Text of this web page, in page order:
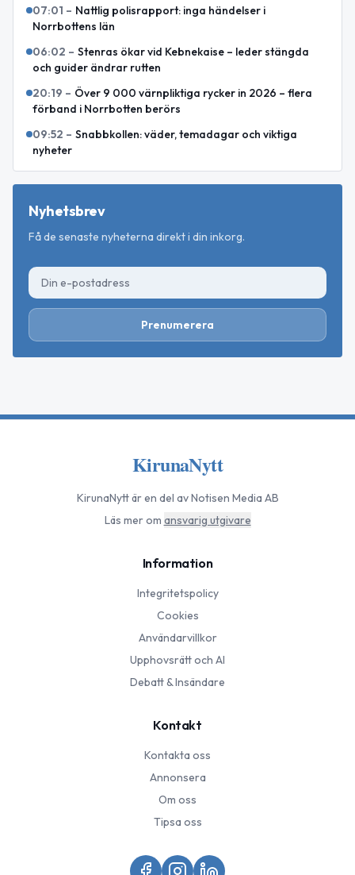
07:01 – Nattlig polisrapport: inga händelser i
Norrbottens län
06:02 – Stenras ökar vid Kebnekaise – leder stängda
och guider ändrar rutten
20:19 – Över 9 000 värnpliktiga rycker in 2026 – flera
förband i Norrbotten berörs
09:52 – Snabbkollen: väder, temadagar och viktiga
nyheter
Nyhetsbrev
Få de senaste nyheterna direkt i din inkorg.
Prenumerera
KirunaNytt
KirunaNyttär en del av Notisen Media AB
Läs mer om ansvarig utgivare
Information
Integritetspolicy
Cookies
Användarvillkor
Upphovsrätt och AI
Debatt & Insändare
Kontakt
Kontakta oss
Annonsera
Om oss
Tipsa oss